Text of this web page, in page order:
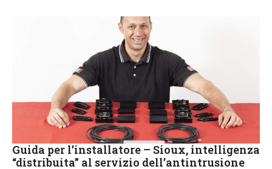
Guida per l’installatore – Sioux, intelligenza
“distribuita” al servizio dell’antintrusione